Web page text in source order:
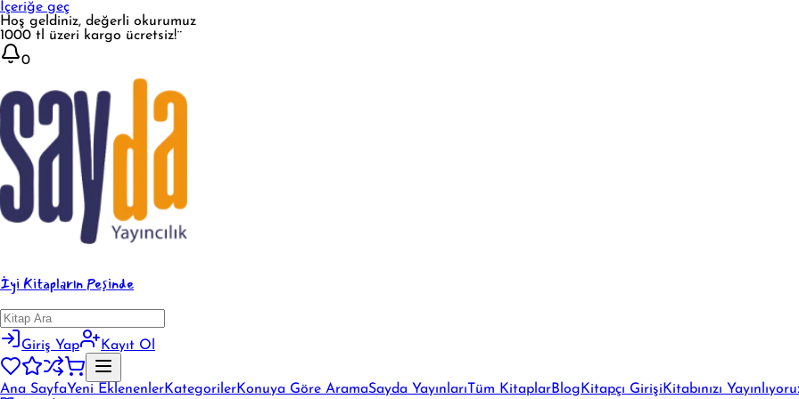
İçeriğe geç
Hoş geldiniz, değerli okurumuz
1000 tl üzeri kargo ücretsiz!¨
0
İyi Kitapların Peşinde
Giriş Yap Kayıt Ol
Ana SayfaYeni EklenenlerKategorilerKonuya Göre AramaSayda Yayınları Tüm KitaplarBlog Kitapçı Girişi Kitabınızı